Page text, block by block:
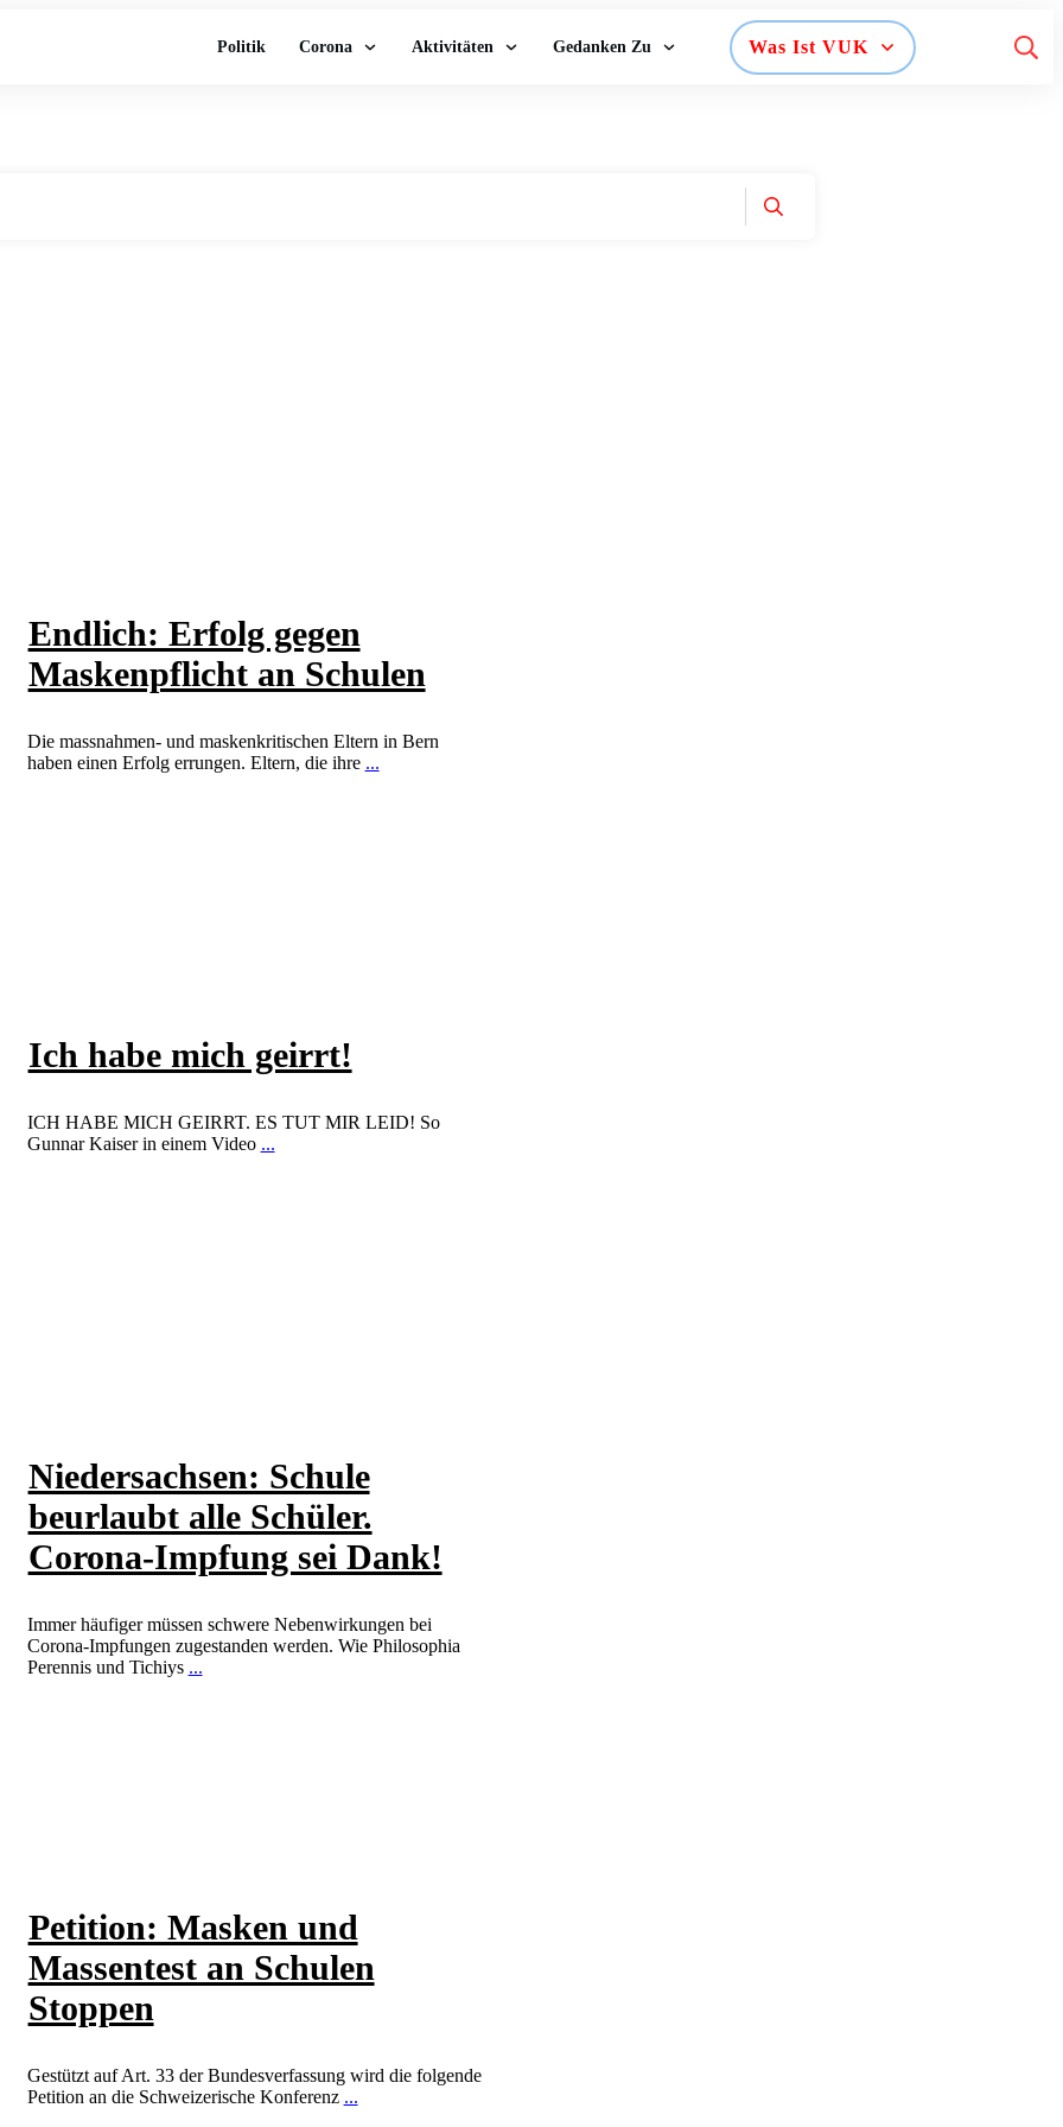
Politik Corona Aktivitäten Gedanken Zu Was Ist VUK
Endlich: Erfolg gegen
Maskenpflicht an Schulen
Die massnahmen- und maskenkritischen Eltern in Bern
haben einen Erfolg errungen. Eltern, die ihre ...
Ich habe mich geirrt!
ICH HABE MICH GEIRRT. ES TUT MIR LEID! So
Gunnar Kaiser in einem Video ...
Niedersachsen: Schule
beurlaubt alle Schüler.
Corona-Impfung sei Dank!
Immer häufiger müssen schwere Nebenwirkungen bei
Corona-Impfungen zugestanden werden. Wie Philosophia
Perennis und Tichiys ...
Petition: Masken und
Massentest an Schulen
Stoppen
Gestützt auf Art. 33 der Bundesverfassung wird die folgende
Petition an die Schweizerische Konferenz ...